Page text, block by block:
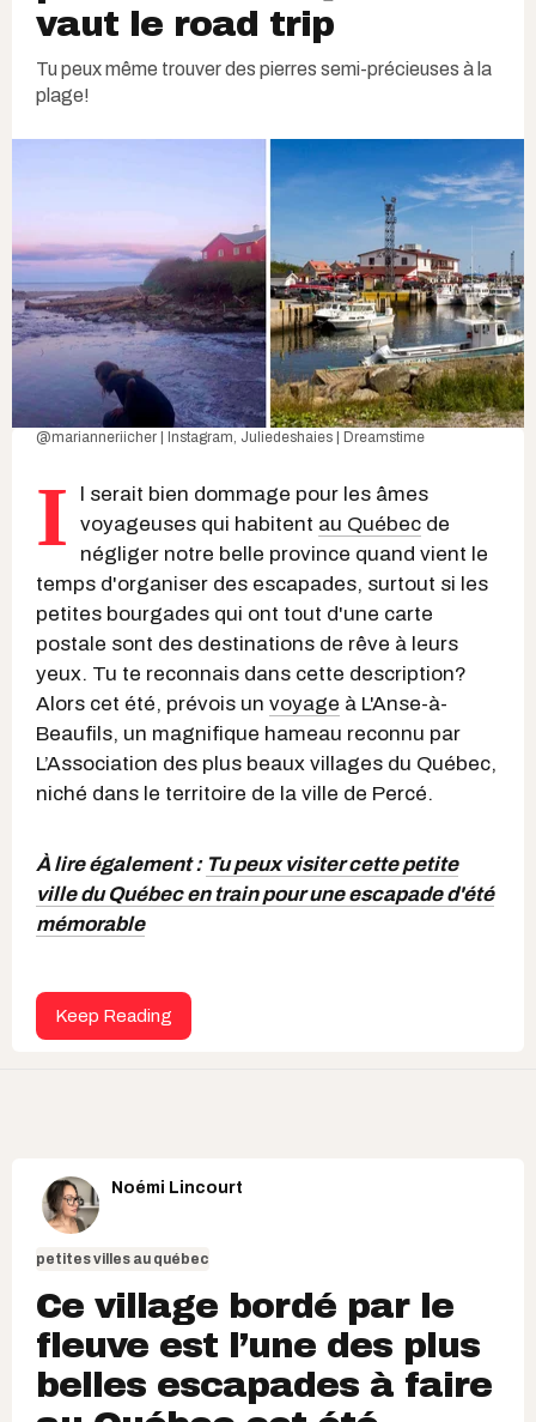
vaut le road trip
Tu peux même trouver des pierres semi-précieuses à la
plage!
@marianneriicher | Instagram Juliedeshaies | Dreamstime
I
l serait bien dommage pour les âmes
voyageuses qui habitent au Québec de
négliger notre belle province quand vient le
temps d'organiser des escapades, surtout si les
petites bourgades qui ont tout d'une carte
postale sont des destinations de rêve à leurs
yeux. Tu te reconnais dans cette description?
Alors cet été, prévois un voyage à L'Anse-à-
Beaufils, un magnifique hameau reconnu par
L’Association des plus beaux villages du Québec,
niché dans le territoire de la ville de Percé.
À lire également : Tu peux visiter cette petite
ville du Québec en train pour une escapade d'été
mémorable
Keep Reading
Noémi Lincourt
petites villes au québec
Ce village bordé par le
fleuve est l’une des plus
belles escapades à faire